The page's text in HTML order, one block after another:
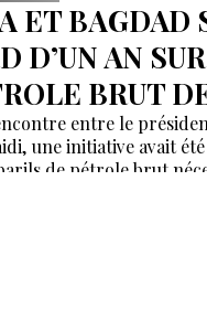
ET BAGDAD
D’UN AN
BRUT
entre le
une initiative avait
de pétrole brut